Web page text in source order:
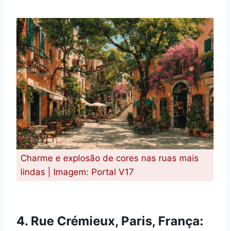
Charme e explosão de cores nas ruas mais
lindas | Imagem: Portal V17
4. Rue Crémieux, Paris, França: